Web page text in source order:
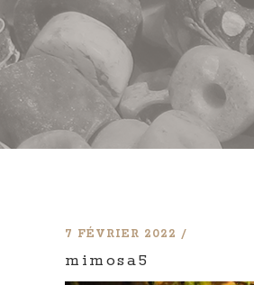
7 FÉVRIER 2022
mimosa5